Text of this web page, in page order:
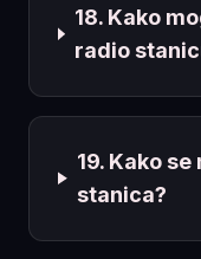
18. Kako
radio
19. Kako
stanica?